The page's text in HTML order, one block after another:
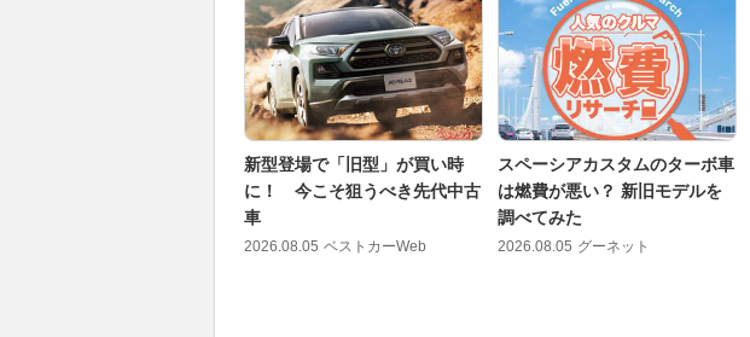
新型登場で「旧型」が買い時
に！ 今こそ狙うべき先代中古
車
2026.08.05 ベストカーWeb
スペーシアカスタムのターボ車
は燃費が悪い？ 新旧モデルを
調べてみた
2026.08.05 グーネット